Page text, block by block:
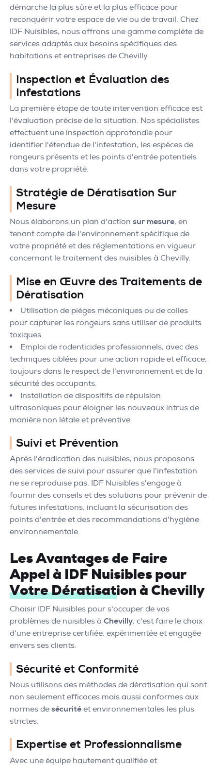
démarche la plus sûre et la plus efficace pour
reconquérir votre espace de vie ou de travail. Chez
IDF Nuisibles, nous offrons une gamme complète de
services adaptés aux besoins spécifiques des
habitations et entreprises de Chevilly.
Inspection et Évaluation des
Infestations
La première étape de toute intervention efficace est
l'évaluation précise de la situation. Nos spécialistes
effectuent une inspection approfondie pour
identifier l'étendue de l'infestation, les espèces de
rongeurs présents et les points d'entrée potentiels
dans votre propriété.
Stratégie de Dératisation Sur
Mesure
Nous élaborons un plan d'action sur mesure, en
tenant compte de l'environnement spécifique de
votre propriété et des réglementations en vigueur
concernant le traitement des nuisibles à Chevilly.
Mise en Œuvre des Traitements de
Dératisation
Utilisation de pièges mécaniques ou de colles
pour capturer les rongeurs sans utiliser de produits
toxiques.
Emploi de rodenticides professionnels, avec des
techniques ciblées pour une action rapide et efficace,
toujours dans le respect de l'environnement et de la
sécurité des occupants.
Installation de dispositifs de répulsion
ultrasoniques pour éloigner les nouveaux intrus de
manière non létale et préventive.
Suivi et Prévention
Après l'éradication des nuisibles, nous proposons
des services de suivi pour assurer que l'infestation
ne se reproduise pas. IDF Nuisibles s'engage à
fournir des conseils et des solutions pour prévenir de
futures infestations, incluant la sécurisation des
points d'entrée et des recommandations d'hygiène
environnementale.
Les Avantages de Faire
Appel à IDF Nuisibles pour
Votre Dératisation à Chevilly
Choisir IDF Nuisibles pour s'occuper de vos
problèmes de nuisibles à Chevilly, c'est faire le choix
d'une entreprise certifiée, expérimentée et engagée
envers ses clients.
Sécurité et Conformité
Nous utilisons des méthodes de dératisation qui sont
non seulement efficaces mais aussi conformes aux
normes de sécurité et environnementales les plus
strictes.
Expertise et Professionnalisme
Avec une équipe hautement qualifiée et